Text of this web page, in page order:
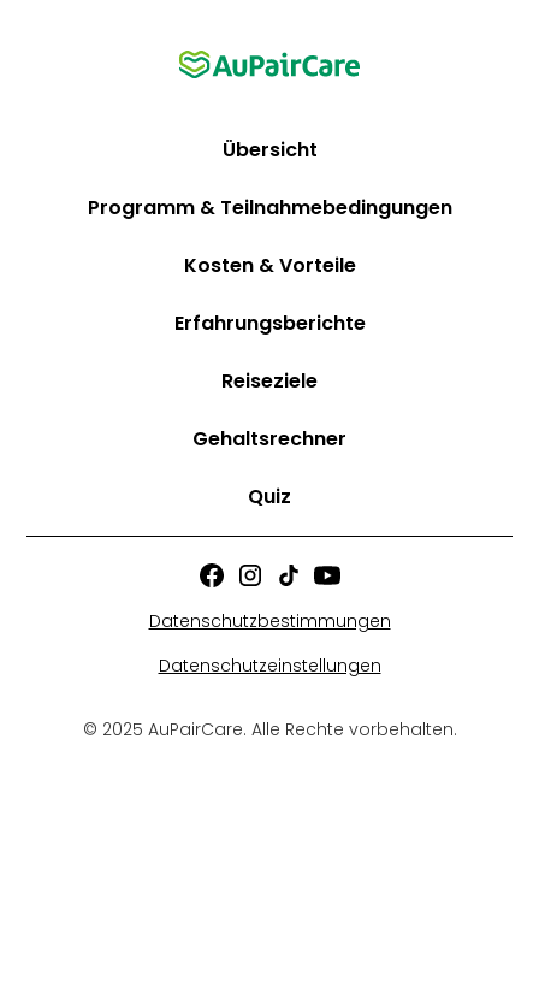
Übersicht
Programm & Teilnahmebedingungen
Kosten & Vorteile
Erfahrungsberichte
Reiseziele
Gehaltsrechner
Quiz
© 2025 AuPairCare. Alle Rechte vorbehalten.
Datenschutzbestimmungen
Datenschutzeinstellungen